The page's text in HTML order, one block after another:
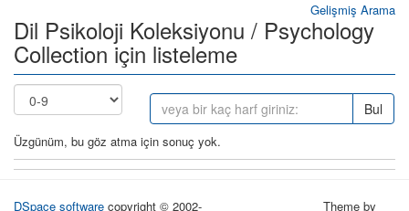
Gelişmiş Arama
Dil Psikoloji Koleksiyonu / Psychology
Collection için listeleme
Bul
Üzgünüm, bu göz atma için sonuç yok.
DSpace software copyright © 2002-
Theme by